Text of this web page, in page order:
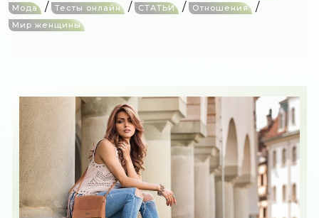
Мода / Тесты онлайн / СТАТЬИ / Отношения /
Мир женщины